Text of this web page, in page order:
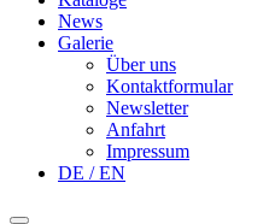
News
Galerie
Über uns
Kontaktformular
Newsletter
Anfahrt
Impressum
DE / EN